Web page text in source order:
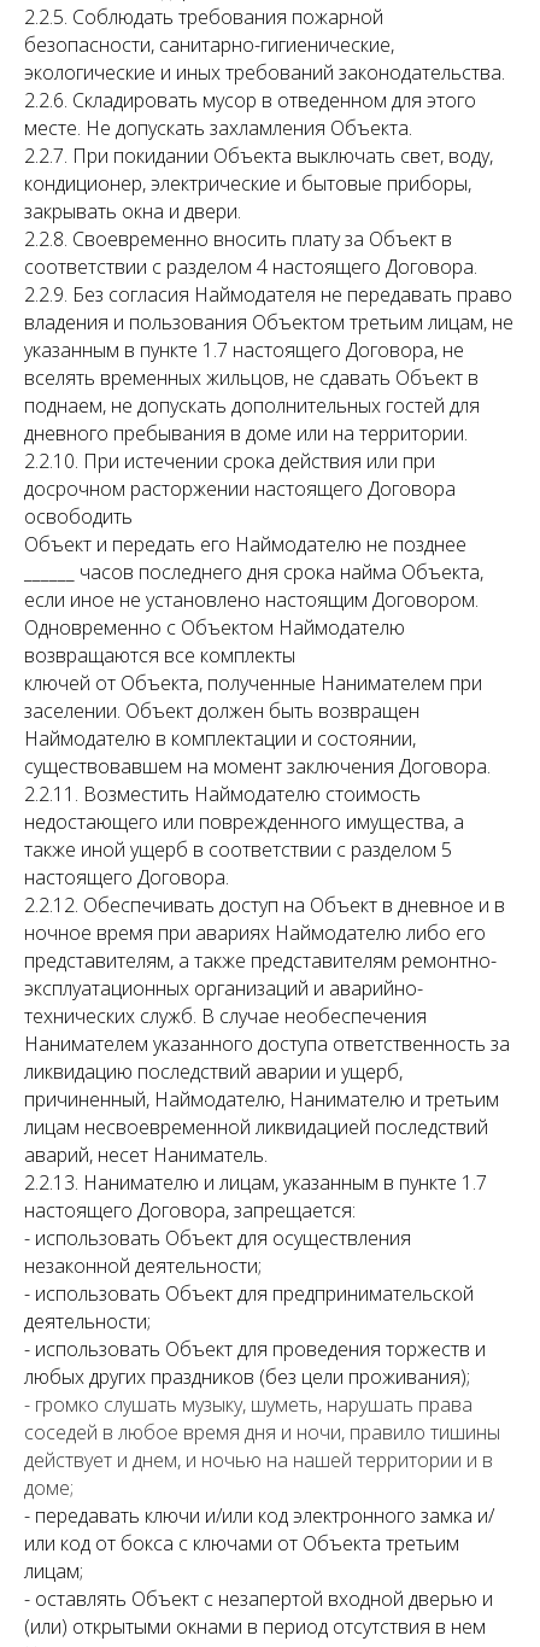
2.2.5. Соблюдать требования пожарной
безопасности, санитарно-гигиенические,
экологические и иных требований законодательства.
2.2.6. Складировать мусор в отведенном для этого
месте. Не допускать захламления Объекта.
2.2.7. При покидании Объекта выключать свет, воду,
кондиционер, электрические и бытовые приборы,
закрывать окна и двери.
2.2.8. Своевременно вносить плату за Объект в
соответствии с разделом 4 настоящего Договора.
2.2.9. Без согласия Наймодателя не передавать право
владения и пользования Объектом третьим лицам, не
указанным в пункте 1.7 настоящего Договора, не
вселять временных жильцов, не сдавать Объект в
поднаем, не допускать дополнительных гостей для
дневного пребывания в доме или на территории.
2.2.10. При истечении срока действия или при
досрочном расторжении настоящего Договора
освободить
Объект и передать его Наймодателю не позднее
______ часов последнего дня срока найма Объекта,
если иное не установлено настоящим Договором.
Одновременно с Объектом Наймодателю
возвращаются все комплекты
ключей от Объекта, полученные Нанимателем при
заселении. Объект должен быть возвращен
Наймодателю в комплектации и состоянии,
существовавшем на момент заключения Договора.
2.2.11. Возместить Наймодателю стоимость
недостающего или поврежденного имущества, а
также иной ущерб в соответствии с разделом 5
настоящего Договора.
2.2.12. Обеспечивать доступ на Объект в дневное и в
ночное время при авариях Наймодателю либо его
представителям, а также представителям ремонтно-
эксплуатационных организаций и аварийно-
технических служб. В случае необеспечения
Нанимателем указанного доступа ответственность за
ликвидацию последствий аварии и ущерб,
причиненный, Наймодателю, Нанимателю и третьим
лицам несвоевременной ликвидацией последствий
аварий, несет Наниматель.
2.2.13. Нанимателю и лицам, указанным в пункте 1.7
настоящего Договора, запрещается:
- использовать Объект для осуществления
незаконной деятельности;
- использовать Объект для предпринимательской
деятельности;
- использовать Объект для проведения торжеств и
любых других праздников (без цели проживания);
- громко слушать музыку, шуметь, нарушать права
соседей в любое время дня и ночи, правило тишины
действует и днем, и ночью на нашей территории и в
доме;
- передавать ключи и/или код электронного замка и/
или код от бокса с ключами от Объекта третьим
лицам;
- оставлять Объект с незапертой входной дверью и
(или) открытыми окнами в период отсутствия в нем